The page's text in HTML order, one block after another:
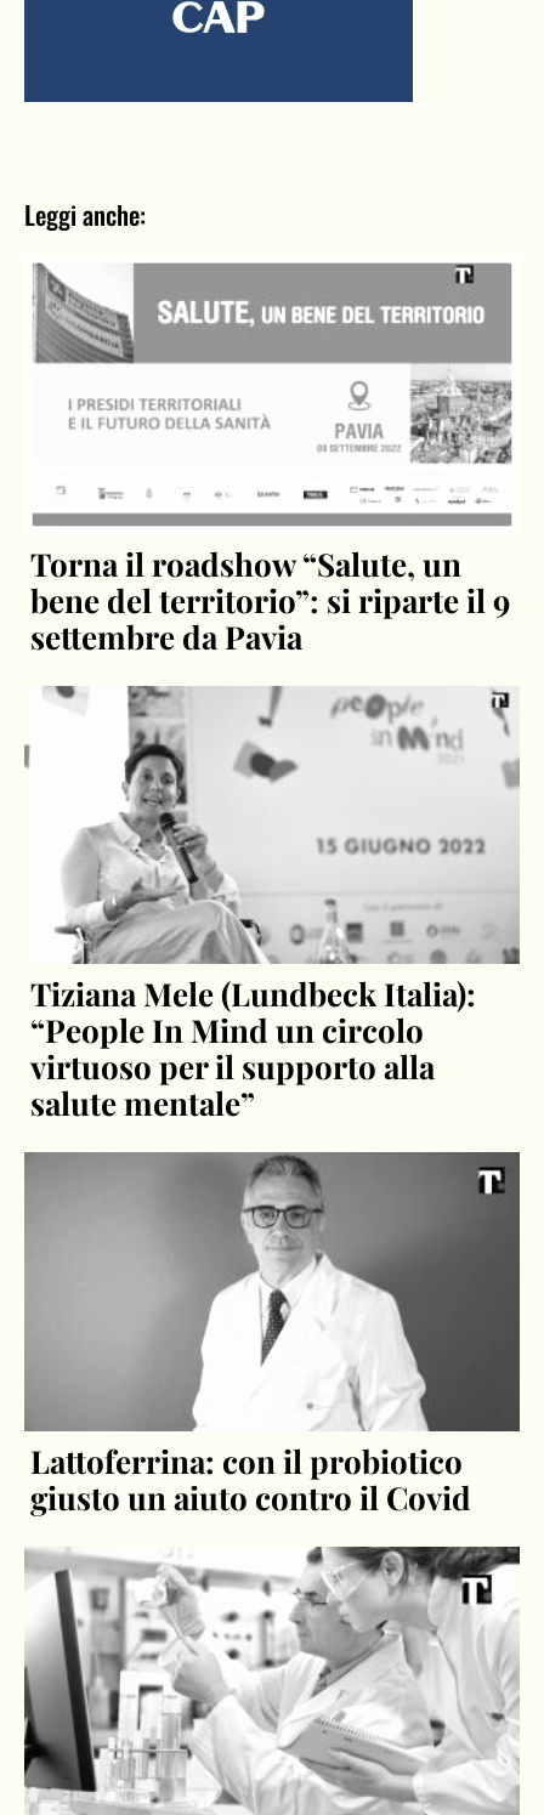
Leggi anche:
Torna il roadshow “Salute, un
bene del territorio”: si riparte il 9
settembre da Pavia
Tiziana Mele (Lundbeck Italia):
“People In Mind un circolo
virtuoso per il supporto alla
salute mentale”
Lattoferrina: con il probiotico
giusto un aiuto contro il Covid